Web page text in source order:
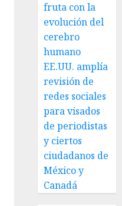
fruta con la
evolución del
cerebro
humano
EE.UU. amplía
revisión de
redes sociales
para visados
de periodistas
y ciertos
ciudadanos de
México y
Canadá